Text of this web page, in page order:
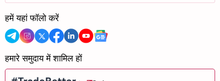
हमें यहां फॉलो करें
हमारे समुदाय में शामिल हों